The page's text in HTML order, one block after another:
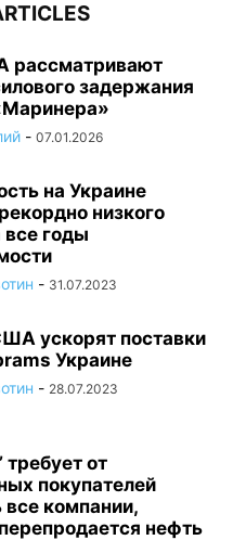
рассматривают
задержания
- 07.01.2026
на Украине
низкого
все годы
- 31.07.2023
ускорят поставки
Украине
- 28.07.2023
требует от
покупателей
компании,
нефть